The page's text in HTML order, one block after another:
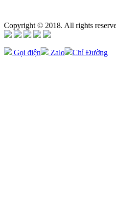
Copyright © 2018. All rights
Gọi điện Zalo Chỉ Đường